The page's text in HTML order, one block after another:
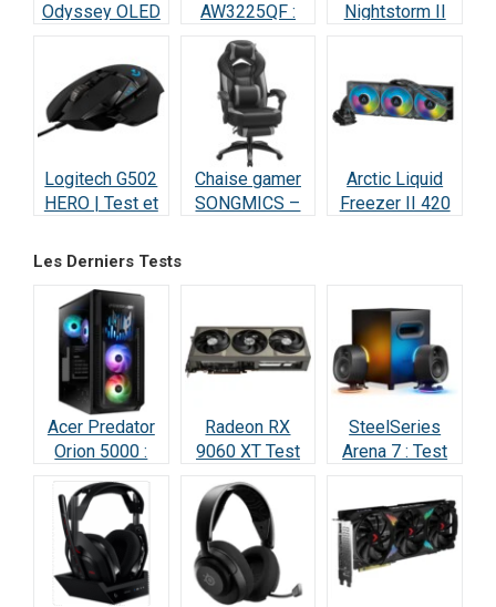
Odyssey OLED
Performant –
Test & Avis
AW3225QF :
Test Écran
Gaming QD-
OLED 4K 240Hz
Nightstorm II
Logitech G502
HERO | Test et
Champion des
Chaise gamer
SONGMICS –
Arctic Liquid
Freezer II 420
Les Derniers Tests
Acer Predator
Orion 5000 :
Test Complet
RTX 5070
(2026)
Radeon RX
9060 XT Test
meilleure carte
à 498 € ?
SteelSeries
Arena 7 : Test
Vraiment
incroyable ?